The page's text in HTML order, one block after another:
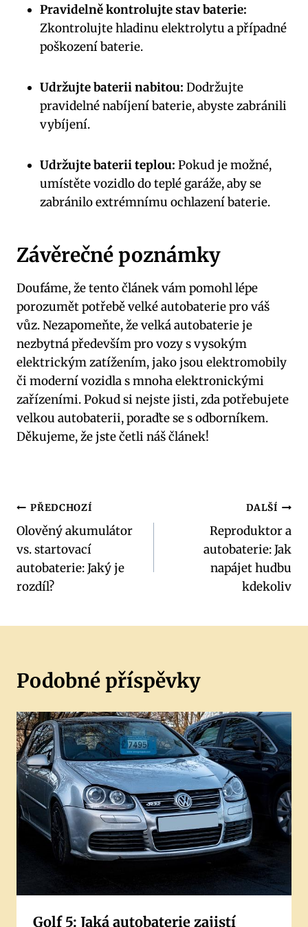
Pravidelně kontrolujte stav baterie:
Zkontrolujte ‌hladinu elektrolytu ‍a⁣ případné
poškození baterie.
Udržujte baterii nabitou: Dodržujte‌
pravidelné nabíjení ⁤baterie, abyste zabránili
vybíjení.
Udržujte ⁢baterii teplou: Pokud je‍ možné,
umístěte vozidlo​ do teplé garáže,‍ aby se
zabránilo extrémnímu ochlazení ⁢baterie.
Závěrečné poznámky
Doufáme, že tento‌ článek vám pomohl ​lépe
porozumět potřebě velké autobaterie pro váš
vůz. Nezapomeňte, že velká autobaterie⁢ je⁤
nezbytná především‍ pro vozy s‍ vysokým⁢
elektrickým ‌zatížením, jako jsou elektromobily⁣
či moderní ​vozidla s mnoha elektronickými
zařízeními. Pokud​ si nejste⁢ jisti, zda potřebujete
velkou autobaterii, poraďte se s odborníkem.
Děkujeme, že ‌jste četli náš článek!
Navigace
pro
příspěvek
PŘEDCHOZÍ
Olověný akumulátor
vs. startovací
autobaterie: Jaký je
rozdíl?
DALŠÍ
Reproduktor a
autobaterie: Jak
napájet hudbu
kdekoliv
Podobné příspěvky
Golf 5: Jaká autobaterie zajistí